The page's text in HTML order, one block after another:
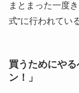
まとまった一度
式”に行われてい
買うためにや
ン！」